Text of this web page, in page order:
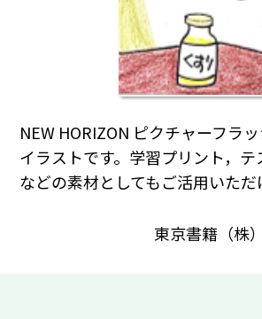
NEW HORIZON ピクチャーフラ
イラストです。学習プリント，
などの素材としてもご活用いただ
東京書籍（株